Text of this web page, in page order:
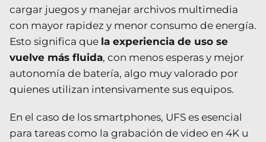
cargar juegos y manejar archivos multimedia
con mayor rapidez y menor consumo de energía.
Esto significa que la experiencia de uso se
vuelve más fluida, con menos esperas y mejor
autonomía de batería, algo muy valorado por
quienes utilizan intensivamente sus equipos.
En el caso de los smartphones, UFS es esencial
para tareas como la grabación de video en 4K u